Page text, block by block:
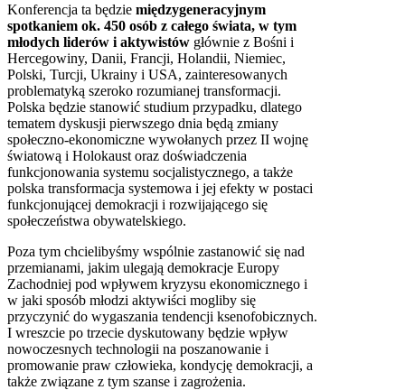
Konferencja ta będzie międzygeneracyjnym
spotkaniem ok. 450 osób z całego świata, w tym
młodych liderów i aktywistów głównie z Bośni i
Hercegowiny, Danii, Francji, Holandii, Niemiec,
Polski, Turcji, Ukrainy i USA, zainteresowanych
problematyką szeroko rozumianej transformacji.
Polska będzie stanowić studium przypadku, dlatego
tematem dyskusji pierwszego dnia będą zmiany
społeczno-ekonomiczne wywołanych przez II wojnę
światową i Holokaust oraz doświadczenia
funkcjonowania systemu socjalistycznego, a także
polska transformacja systemowa i jej efekty w postaci
funkcjonującej demokracji i rozwijającego się
społeczeństwa obywatelskiego.
Poza tym chcielibyśmy wspólnie zastanowić się nad
przemianami, jakim ulegają demokracje Europy
Zachodniej pod wpływem kryzysu ekonomicznego i
w jaki sposób młodzi aktywiści mogliby się
przyczynić do wygaszania tendencji ksenofobicznych.
I wreszcie po trzecie dyskutowany będzie wpływ
nowoczesnych technologii na poszanowanie i
promowanie praw człowieka, kondycję demokracji, a
także związane z tym szanse i zagrożenia.